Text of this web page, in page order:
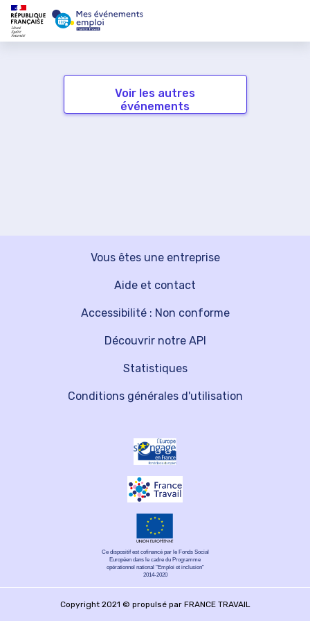
Voir les autres
événements
Vous êtes une entreprise
Découvrir notre API
Aide et contact
Statistiques
Accessibilité : Non conforme
Conditions générales d'utilisation
Ce dispositif est cofinancé par le Fonds Social
Européen dans le cadre du Programme
opérationnel national "Emploi et inclusion"
2014-2020
Copyright 2021 © propulsé par FRANCE TRAVAIL